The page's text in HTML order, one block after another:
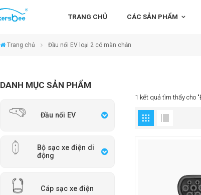
TRANG CHỦ CÁC SẢN PHẨM
Trang chủ Đầu nối EV loại 2 có màn chắn
DANH MỤC SẢN PHẨM
Đầu nối EV
Bộ sạc xe điện di
động
Cáp sạc xe điện
1 kết quả tìm thấy cho